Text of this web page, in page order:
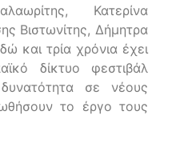
Κατερίνα
Βιστωνίτης, Δήμητρα
και τρία χρόνια έχει
δίκτυο φεστιβάλ
σε νέους
το έργο τους